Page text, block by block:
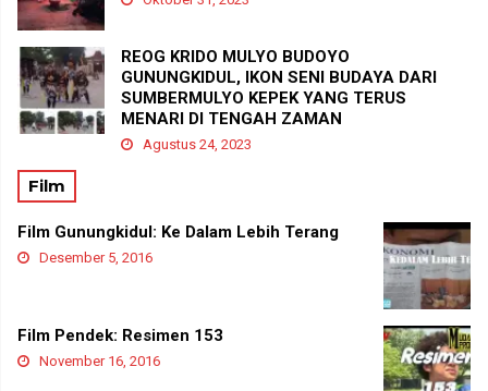
REOG KRIDO MULYO BUDOYO
GUNUNGKIDUL, IKON SENI BUDAYA DARI
SUMBERMULYO KEPEK YANG TERUS
MENARI DI TENGAH ZAMAN
Agustus 24, 2023
Film
Film Gunungkidul: Ke Dalam Lebih Terang
Desember 5, 2016
Film Pendek: Resimen 153
November 16, 2016